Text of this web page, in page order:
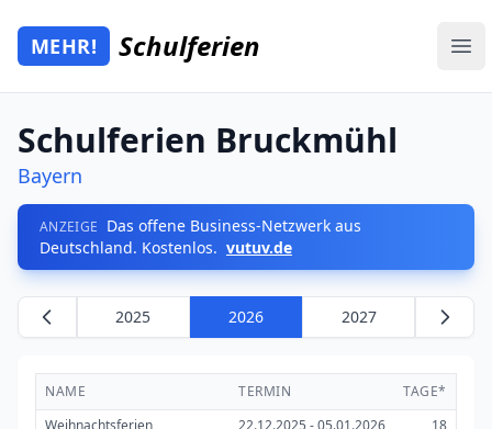
Zum Hauptinhalt springen
Mehr Schulferien
MEHR! Schulferien
Schulferien Bruckmühl
Bayern
ANZEIGE Das offene Business-Netzwerk aus
Deutschland. Kostenlos. vutuv.de
2025 2026 2027
NAME TERMIN
TAGE*
Weihnachtsferien
22.12.2025 - 05.01.2026
18